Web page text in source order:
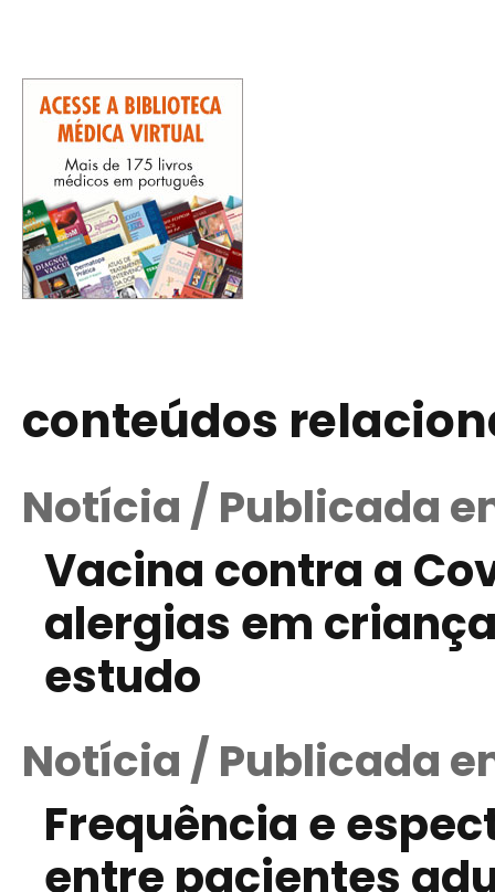
conteúdos
Notícia / Publicada
Vacina contra a
alergias em
estudo
Notícia / Publicada
Frequência e
entre pacientes